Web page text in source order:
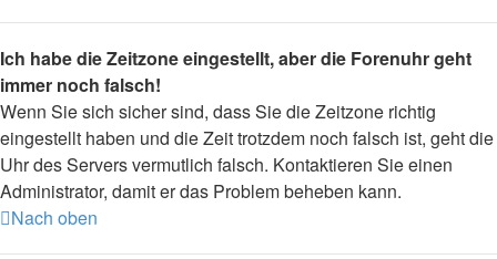
Ich habe die Zeitzone eingestellt, aber die Forenuhr geht
immer noch falsch!
Wenn Sie sich sicher sind, dass Sie die Zeitzone richtig
eingestellt haben und die Zeit trotzdem noch falsch ist, geht die
Uhr des Servers vermutlich falsch. Kontaktieren Sie einen
Administrator, damit er das Problem beheben kann.
Nach oben